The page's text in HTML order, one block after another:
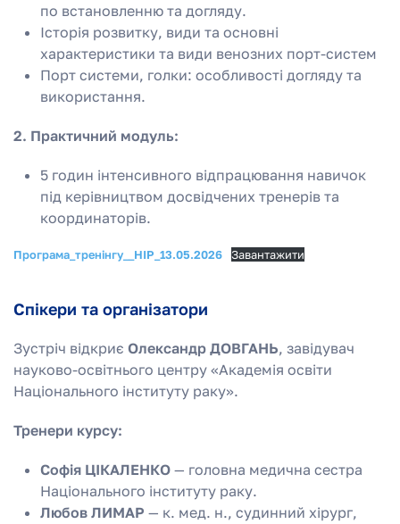
по встановленню та догляду.
Історія розвитку, види та основні
характеристики та види венозних порт-систем
Порт системи, голки: особливості догляду та
використання.
2. Практичний модуль:
5 годин інтенсивного відпрацювання навичок
під керівництвом досвідчених тренерів та
координаторів.
Програма_тренінгу__НІР_13.05.2026 Завантажити
Спікери та організатори
Зустріч відкриє Олександр ДОВГАНЬ, завідувач
науково-освітнього центру «Академія освіти
Національного інституту раку».
Тренери курсу:
Софія ЦІКАЛЕНКО — головна медична сестра
Національного інституту раку.
Любов ЛИМАР — к. мед. н., судинний хірург,